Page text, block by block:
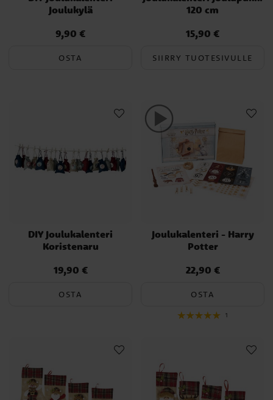
Joulukylä
Hinta:9,90 €
9,90 €
OSTA
120 cm
Hinta:15,90 €
15,90 €
SIIRRY TUOTESIVULLE
DIY Joulukalenteri
Koristenaru
Hinta:19,90 €
19,90 €
OSTA
Joulukalenteri - Harry
Potter
Hinta:22,90 €
22,90 €
OSTA
1